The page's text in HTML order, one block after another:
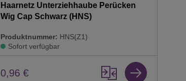
Haarnetz Unterziehhaube Perücken
Wig Cap Schwarz (HNS)
Produktnummer: HNS(Z1)
Sofort verfügbar
0,96 €